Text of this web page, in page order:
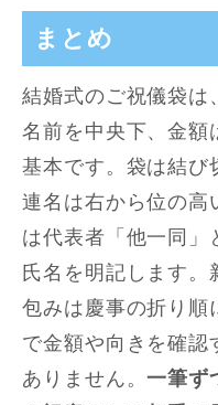
まとめ
結婚式のご祝儀袋は
名前を中央下、金額
基本です。袋は結び
連名は右から位の高
は代表者「他一同」
氏名を明記します。
包みは慶事の折り順
で金額や向きを確認
ありません。一筆ず